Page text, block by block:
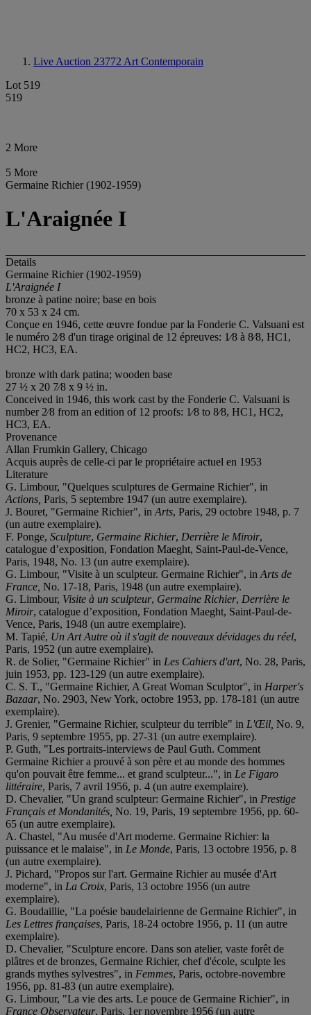
Live Auction 23772 Art Contemporain
Lot 519
519
2 More
5 More
Germaine Richier (1902-1959)
L'Araignée I
Details
Germaine Richier (1902-1959)
L'Araignée I
bronze à patine noire; base en bois
70 x 53 x 24 cm.
Conçue en 1946, cette œuvre fondue par la Fonderie C. Valsuani est
le numéro 2⁄8 d'un tirage original de 12 épreuves: 1⁄8 à 8⁄8, HC1,
HC2, HC3, EA.
bronze with dark patina; wooden base
27 ½ x 20 7⁄8 x 9 ½ in.
Conceived in 1946, this work cast by the Fonderie C. Valsuani is
number 2⁄8 from an edition of 12 proofs: 1⁄8 to 8⁄8, HC1, HC2,
HC3, EA.
Provenance
Allan Frumkin Gallery, Chicago
Acquis auprès de celle-ci par le propriétaire actuel en 1953
Literature
G. Limbour, "Quelques sculptures de Germaine Richier", in
Actions, Paris, 5 septembre 1947 (un autre exemplaire).
J. Bouret, "Germaine Richier", in Arts, Paris, 29 octobre 1948, p. 7
(un autre exemplaire).
F. Ponge, Sculpture, Germaine Richier, Derrière le Miroir,
catalogue d’exposition, Fondation Maeght, Saint-Paul-de-Vence,
Paris, 1948, No. 13 (un autre exemplaire).
G. Limbour, "Visite à un sculpteur. Germaine Richier", in Arts de
France, No. 17-18, Paris, 1948 (un autre exemplaire).
G. Limbour, Visite à un sculpteur, Germaine Richier, Derrière le
Miroir, catalogue d’exposition, Fondation Maeght, Saint-Paul-de-
Vence, Paris, 1948 (un autre exemplaire).
M. Tapié, Un Art Autre où il s'agit de nouveaux dévidages du réel,
Paris, 1952 (un autre exemplaire).
R. de Solier, "Germaine Richier" in Les Cahiers d'art, No. 28, Paris,
juin 1953, pp. 123-129 (un autre exemplaire).
C. S. T., "Germaine Richier, A Great Woman Sculptor", in Harper's
Bazaar, No. 2903, New York, octobre 1953, pp. 178-181 (un autre
exemplaire).
J. Grenier, "Germaine Richier, sculpteur du terrible" in L'Œil, No. 9,
Paris, 9 septembre 1955, pp. 27-31 (un autre exemplaire).
P. Guth, "Les portraits-interviews de Paul Guth. Comment
Germaine Richier a prouvé à son père et au monde des hommes
qu'on pouvait être femme... et grand sculpteur...", in Le Figaro
littéraire, Paris, 7 avril 1956, p. 4 (un autre exemplaire).
D. Chevalier, "Un grand sculpteur: Germaine Richier", in Prestige
Français et Mondanités, No. 19, Paris, 19 septembre 1956, pp. 60-
65 (un autre exemplaire).
A. Chastel, "Au musée d'Art moderne. Germaine Richier: la
puissance et le malaise", in Le Monde, Paris, 13 octobre 1956, p. 8
(un autre exemplaire).
J. Pichard, "Propos sur l'art. Germaine Richier au musée d'Art
moderne", in La Croix, Paris, 13 octobre 1956 (un autre
exemplaire).
G. Boudaillie, "La poésie baudelairienne de Germaine Richier", in
Les Lettres françaises, Paris, 18-24 octobre 1956, p. 11 (un autre
exemplaire).
D. Chevalier, "Sculpture encore. Dans son atelier, vaste forêt de
plâtres et de bronzes, Germaine Richier, chef d'école, sculpte les
grands mythes sylvestres", in Femmes, Paris, octobre-novembre
1956, pp. 81-83 (un autre exemplaire).
G. Limbour, "La vie des arts. Le pouce de Germaine Richier", in
France Observateur, Paris, 1er novembre 1956 (un autre